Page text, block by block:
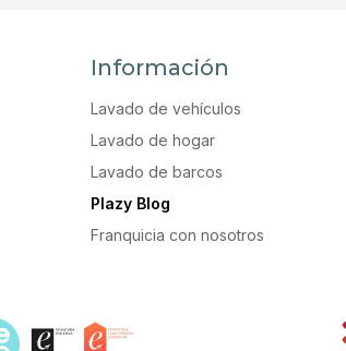
Información
Lavado de vehículos
Lavado de hogar
Lavado de barcos
Plazy Blog
Franquicia con nosotros